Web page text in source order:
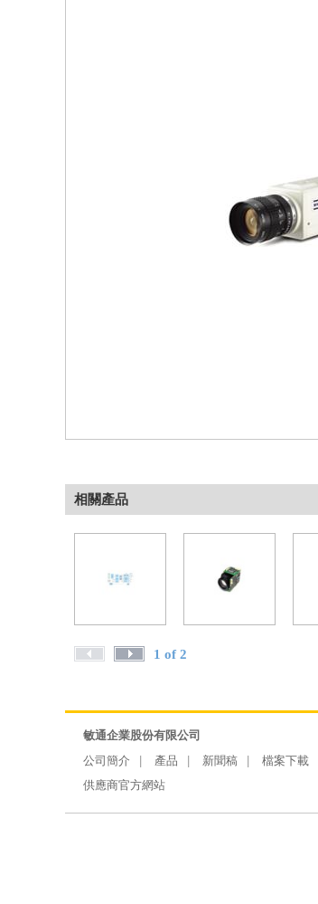
相關產品
1 of 2
敏通企業股份有限公司
公司簡介
產品 新聞稿
檔案下載
供應商官方網站